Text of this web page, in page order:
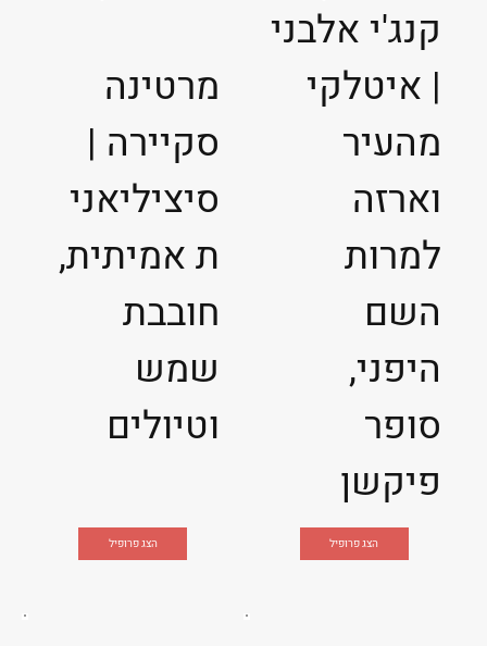
מרטינה
סקיירה |
סיציליאני
ת אמיתית,
חובבת
שמש
וטיולים
הצג פרופיל
קנג'י אלבני
| איטלקי
מהעיר
וארזה
למרות
השם
היפני,
סופר
פיקשן
הצג פרופיל